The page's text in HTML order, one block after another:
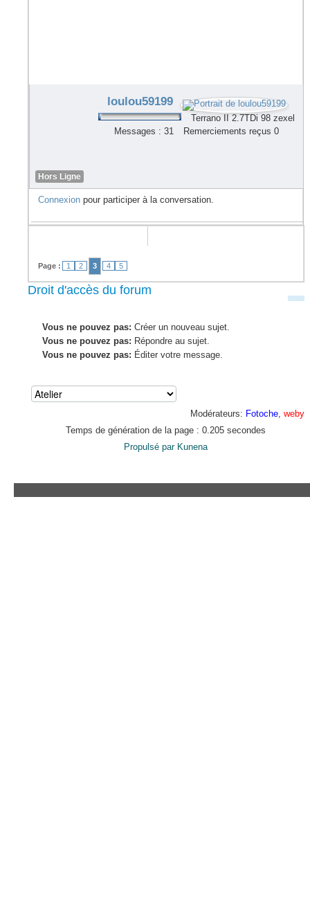
loulou59199
Terrano II 2.7TDi 98 zexel
Messages : 31
Remerciements reçus 0
Hors Ligne
Connexion pour participer à la conversation.
Page : 1 2 3 4 5
Droit d'accès du forum
Vous ne pouvez pas: Créer un nouveau sujet.
Vous ne pouvez pas: Répondre au sujet.
Vous ne pouvez pas: Éditer votre message.
Modérateurs: Fotoche, weby
Temps de génération de la page : 0.205 secondes
Propulsé par Kunena